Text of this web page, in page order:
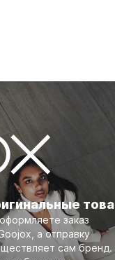
заказ
а отправку
сам бренд.